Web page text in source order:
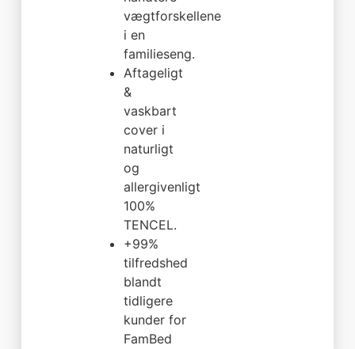
vægtforskellene
i en
familieseng.
Aftageligt
&
vaskbart
cover i
naturligt
og
allergivenligt
100%
TENCEL.
+99%
tilfredshed
blandt
tidligere
kunder for
FamBed